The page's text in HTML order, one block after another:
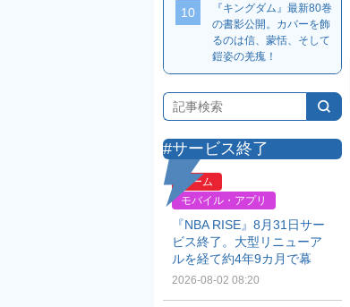
10
『キングダム』最新80巻
の書影公開。カバーを飾
るのは信、蒙恬、そして
鎧姿の羌瘣！
#サービス終了
ゲーム
モバイル・アプリ
『NBA RISE』8月31日サー
ビス終了。大型リニューア
ルを経て約4年9カ月で幕
2026-08-02 08:20